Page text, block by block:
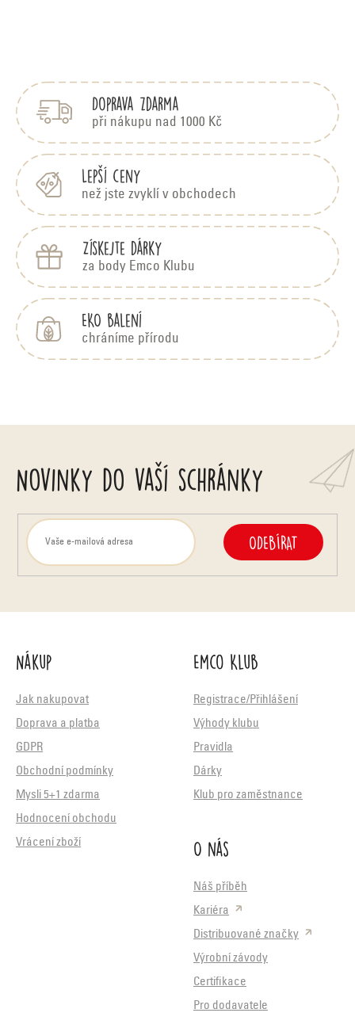
Doprava zdarma
při nákupu nad 1000 Kč
Lepší ceny
než jste zvyklí v obchodech
Získejte dárky
za body Emco Klubu
EKO balení
chráníme přírodu
Novinky do vaší schránky
ODEBÍRAT
Nákup
Jak nakupovat
Doprava a platba
GDPR
Obchodní podmínky
Mysli 5+1 zdarma
Hodnocení obchodu
Vrácení zboží
Emco Klub
Registrace/Přihlášení
Výhody klubu
Pravidla
Dárky
Klub pro zaměstnance
O nás
Náš příběh
Kariéra
Distribuované značky
Výrobní závody
Certifikace
Pro dodavatele